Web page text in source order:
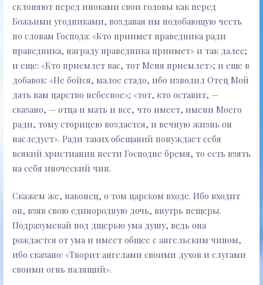
склоняют перед иноками свои головы как перед
Божьими угодниками, воздавая им подобающую честь
по словам Господа: «Кто приимет праведника ради
праведника, награду праведника приимет» и так далее;
и еще: «Кто приемлет вас, тот Меня приемлет»; и еще в
добавок: «Не бойся, малое стадо, ибо изволил Отец Мой
дать вам царство небесное»; «тот, кто оставит, —
сказано, — отца и мать и все, что имеет, имени Моего
ради, тому сторицею воздается, и вечную жизнь он
наследует». Ради таких обещаний понуждает себя
всякий христианин нести Господне бремя, то есть взять
на себя иноческий чин.
Скажем же, наконец, о том царском входе. Ибо входит
он, взяв свою единородную дочь, внутрь пещеры.
Подразумевай под дщерью ума душу, ведь она
рождается от ума и имеет общее с ангельским чином,
ибо сказано: «Творит ангелами своими духов и слугами
своими огнь палящий».